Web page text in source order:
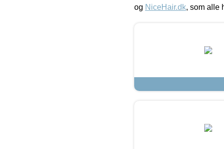
og NiceHair.dk, som alle